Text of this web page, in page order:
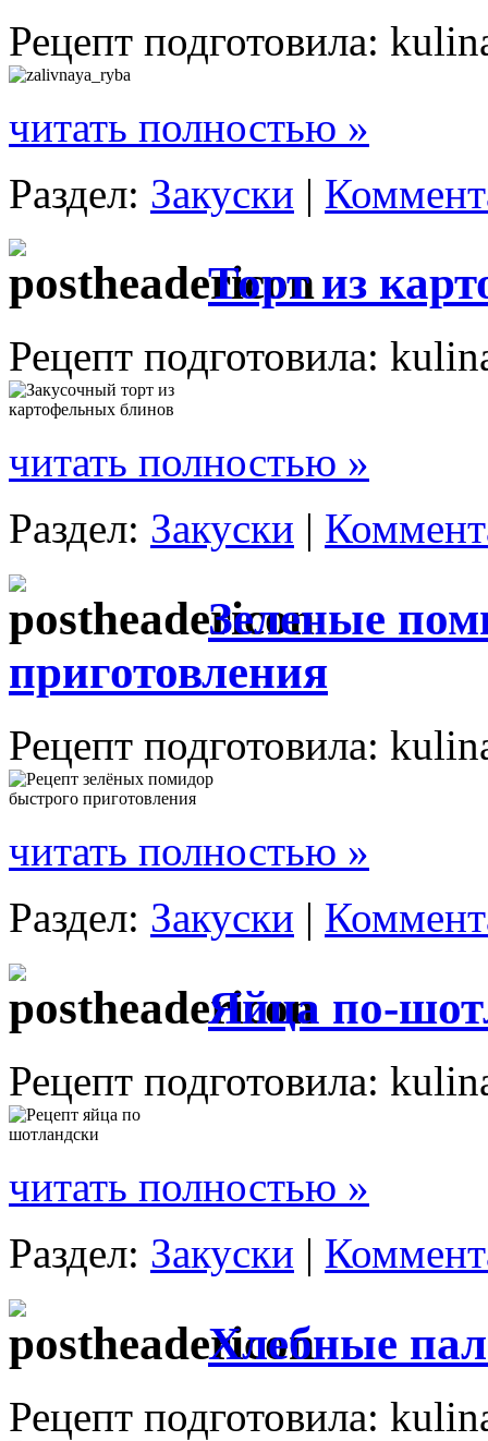
Рецепт подготовила:
читать полностью »
Раздел: Закуски |
Торт из
Рецепт подготовила:
читать полностью »
Раздел: Закуски |
Зеленые
приготовления
Рецепт подготовила:
читать полностью »
Раздел: Закуски |
Яйца по-
Рецепт подготовила:
читать полностью »
Раздел: Закуски |
Хлебные
Рецепт подготовила: